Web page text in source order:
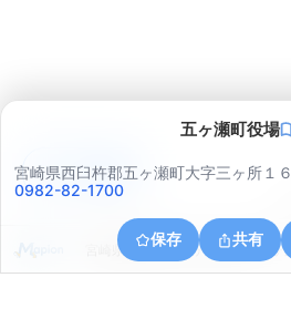
五ヶ瀬町役場
宮崎県西臼杵郡五ヶ瀬町大字三ヶ所１
0982-82-1700
保存 共有
宮崎県西臼杵郡五ヶ瀬町大字三ヶ所
アプリで見る